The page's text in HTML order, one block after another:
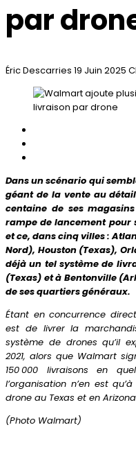
par
Éric Descarries 19 Juin 2025
Dans un scénario qui
géant de la vente au
centaine de ses
rampe de lancement pour
et ce, dans cinq villes :
Nord), Houston (Texas),
déjà un tel système de
(Texas) et à Bentonville
de ses quartiers généraux.
Étant en concurrence
est de livrer la
système de drones qu’il
2021, alors que Walmart
150 000 livraisons en
l’organisation n’en est
drone au Texas et en
(Photo Walmart)